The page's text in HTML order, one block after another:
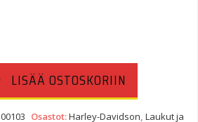
LISÄÄ OSTOSKORIIN
Osastot:Harley-Davidson Laukut ja